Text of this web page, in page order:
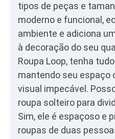
tipos de peças e
moderno e funcional,
ambiente e adiciona
à decoração do seu
Roupa Loop, tenha
mantendo seu espaço
visual impecável.
roupa solteiro para
Sim, ele é espaçoso e
roupas de duas